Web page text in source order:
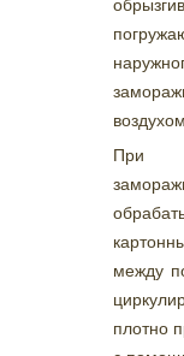
воздухом.
При
между
плотно